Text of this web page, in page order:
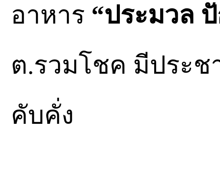
อาหาร “ประมวล
ต.รวมโชค มีประ
คับคั่ง